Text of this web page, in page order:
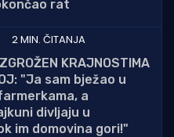
rat
2 MIN. ČITANJA
KRAJNOSTIMA
"Ja sam bježao u
a
divljaju u
im domovina gori!"